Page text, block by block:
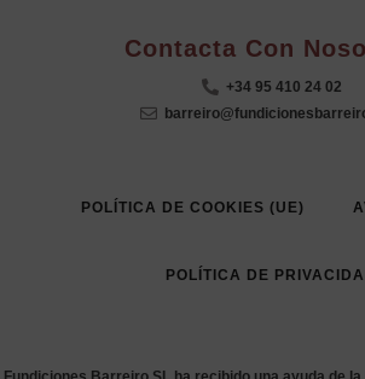
Contacta Con
+34 95 410 24 02
POLÍTICA DE COOKIES (UE)
POLÍTICA DE